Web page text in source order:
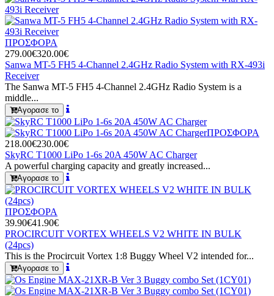
ΠΡΟΣΦΟΡΑ
279.00€320.00€
Sanwa MT-5 FH5 4-Channel 2.4GHz Radio System with RX-493i
Receiver
The Sanwa MT-5 FH5 4-Channel 2.4GHz Radio System is a
middle...
Αγορασε το
ΠΡΟΣΦΟΡΑ
218.00€230.00€
SkyRC T1000 LiPo 1-6s 20A 450W AC Charger
A powerful charging capacity and greatly increased...
Αγορασε το
ΠΡΟΣΦΟΡΑ
39.90€41.90€
PROCIRCUIT VORTEX WHEELS V2 WHITE IN BULK
(24pcs)
This is the Procircuit Vortex 1:8 Buggy Wheel V2 intended for...
Αγορασε το